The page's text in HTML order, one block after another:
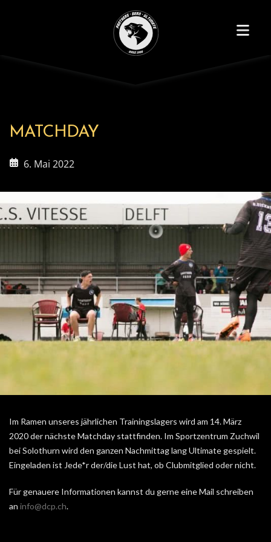
MATCHDAY
6. Mai 2022
Im Ramen unseres jährlichen Trainingslagers wird am 14. März
2020 der nächste Matchday stattfinden. Im Sportzentrum Zuchwil
bei Solothurn wird den ganzen Nachmittag lang Ultimate gespielt.
Eingeladen ist Jede*r der/die Lust hat, ob Clubmitglied oder nicht.
Für genauere Informationen kannst du gerne eine Mail schreiben
an info@dcp.ch.